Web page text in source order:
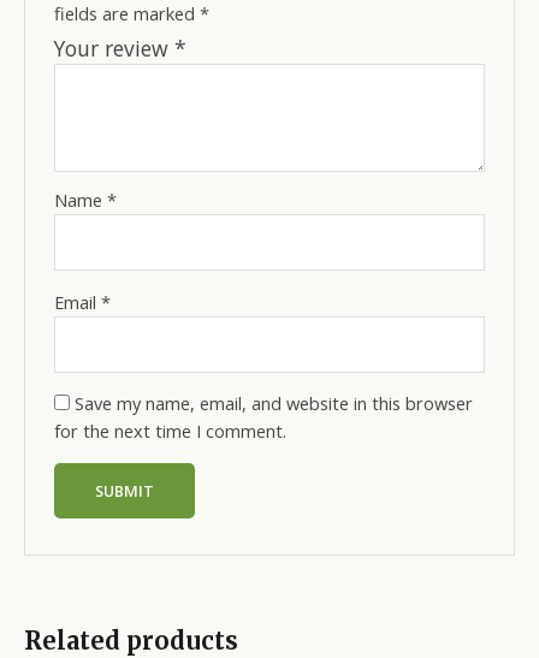
fields are marked*
Your review*
Name*
Email*
Save my name, email, and website in this browser
for the next time I comment.
Related products